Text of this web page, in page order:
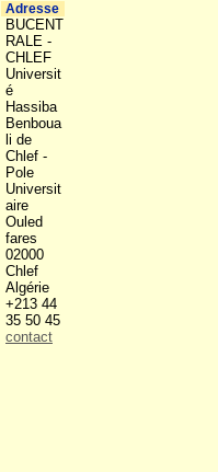
Adresse
BUCENT
RALE -
CHLEF
Universit
é
Hassiba
Benboua
li de
Chlef -
Pole
Universit
aire
Ouled
fares
02000
Chlef
Algérie
+213 44
35 50 45
contact